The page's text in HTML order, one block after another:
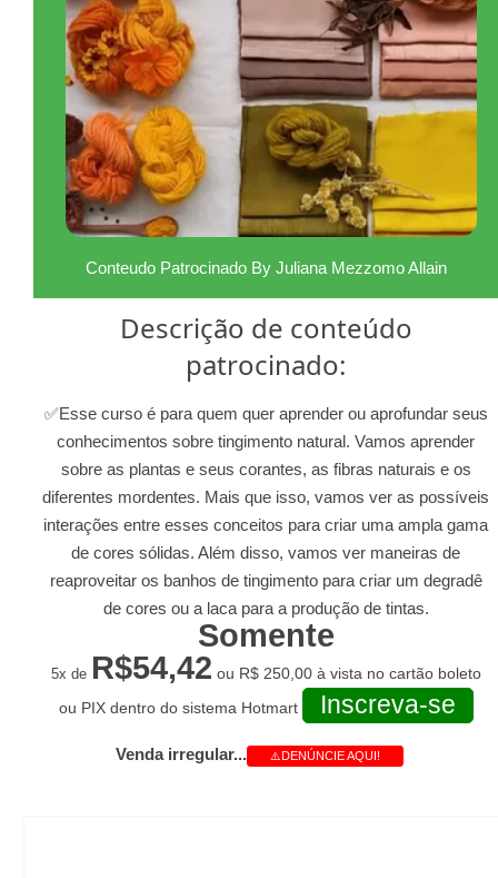
Conteudo Patrocinado By Juliana Mezzomo Allain
Descrição de conteúdo
patrocinado:
✅Esse curso é para quem quer aprender ou aprofundar seus
conhecimentos sobre tingimento natural. Vamos aprender
sobre as plantas e seus corantes, as fibras naturais e os
diferentes mordentes. Mais que isso, vamos ver as possíveis
interações entre esses conceitos para criar uma ampla gama
de cores sólidas. Além disso, vamos ver maneiras de
reaproveitar os banhos de tingimento para criar um degradê
de cores ou a laca para a produção de tintas.
Somente
5x de R$54,42 ou R$ 250,00 à vista no cartão boleto
ou PIX dentro do sistema Hotmart Inscreva-se
Venda irregular... ⚠️DENÚNCIE AQUI!
ZOOMMOLDES